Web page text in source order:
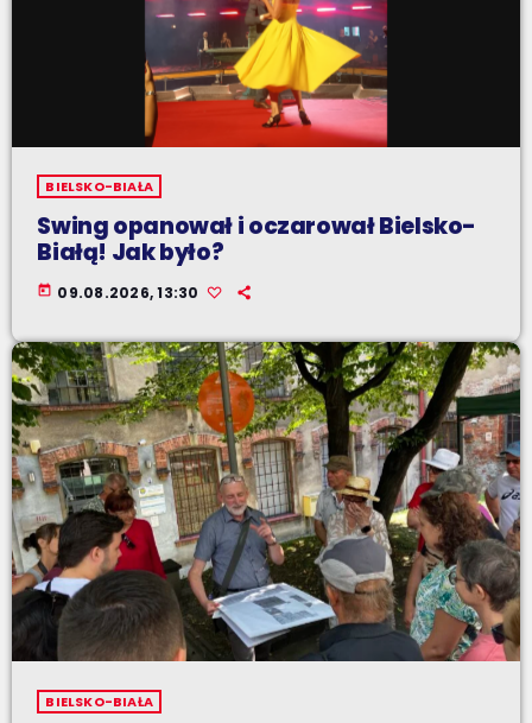
BIELSKO-BIAŁA
Swing opanował i oczarował Bielsko-
Białą! Jak było?
today 09.08.2026, 13:30
BIELSKO-BIAŁA